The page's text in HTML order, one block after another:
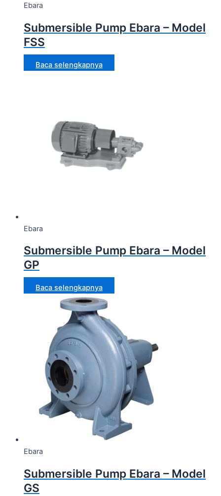
Ebara
Submersible Pump Ebara – Model
FSS
Baca selengkapnya
Ebara
Submersible Pump Ebara – Model
GP
Baca selengkapnya
Ebara
Submersible Pump Ebara – Model
GS